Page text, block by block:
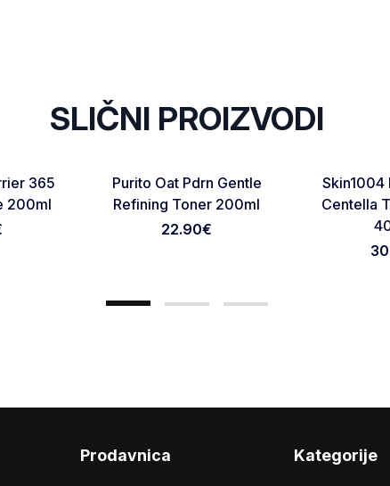
Otkaži pregled Pošaljite pregled
SLIČNI PROIZVODI
Favorite
365
200ml
Favorite
Purito Oat Pdrn Gentle
Refining Toner 200ml
22.90€
Skin1004
Centella
Prodavnica Kategorije